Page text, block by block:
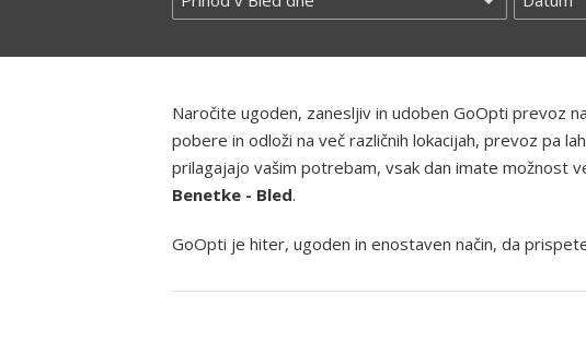
Naročite ugoden, zanesljiv in udoben GoOpti prevoz
pobere in odloži na več različnih lokacijah, prevoz pa
prilagajajo vašim potrebam, vsak dan imate možnost
Benetke - Bled.
GoOpti je hiter, ugoden in enostaven način, da